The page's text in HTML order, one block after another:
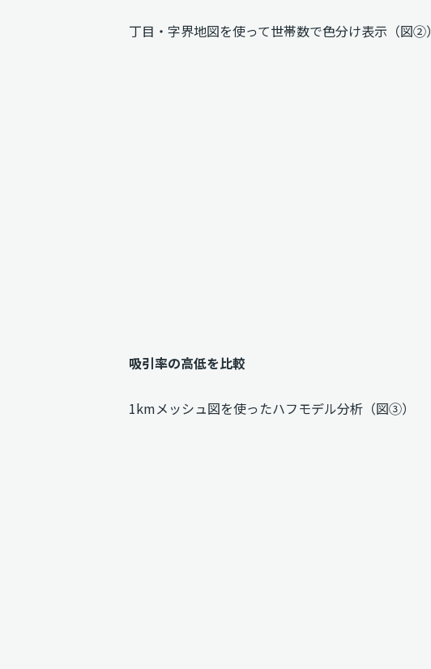
丁目・字界地図を使って世帯数で色分け表示（図②）
吸引率の高低を比較
1kmメッシュ図を使ったハフモデル分析（図③）